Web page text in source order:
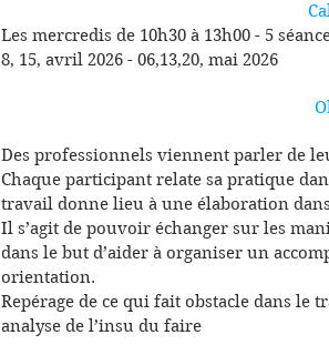
Les mercredis de 10h30 à 13h00 - 5
8, 15, avril 2026 - 06,13,20, mai 2026
Des professionnels viennent parler de
Chaque participant relate sa pratique
travail donne lieu à une élaboration
Il s’agit de pouvoir échanger sur les
dans le but d’aider à organiser un
orientation.
Repérage de ce qui fait obstacle dans le
analyse de l’insu du faire